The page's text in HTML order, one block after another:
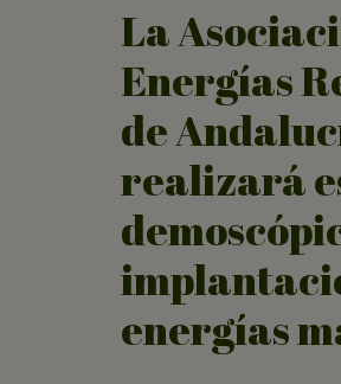
La
Energías
de
realizará
energías